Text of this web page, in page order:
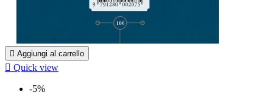
 Aggiungi al carrello
 Quick view
-5%